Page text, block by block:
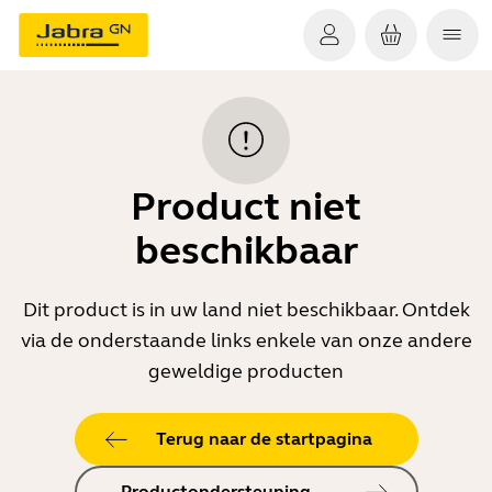
Product niet
beschikbaar
Dit product is in uw land niet beschikbaar. Ontdek
via de onderstaande links enkele van onze andere
geweldige producten
Terug naar de startpagina